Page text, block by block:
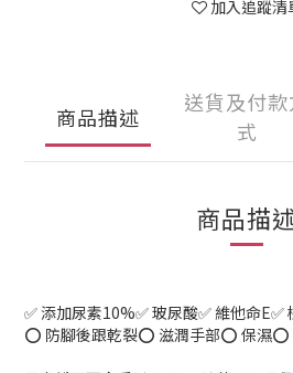
加入追蹤清
商品描述
送貨及付款
式
商品描
✅ 添加尿素10%✅ 玻尿酸✅ 維他命E✅
⭕ 防腳後跟乾裂⭕ 滋潤手部⭕ 保濕